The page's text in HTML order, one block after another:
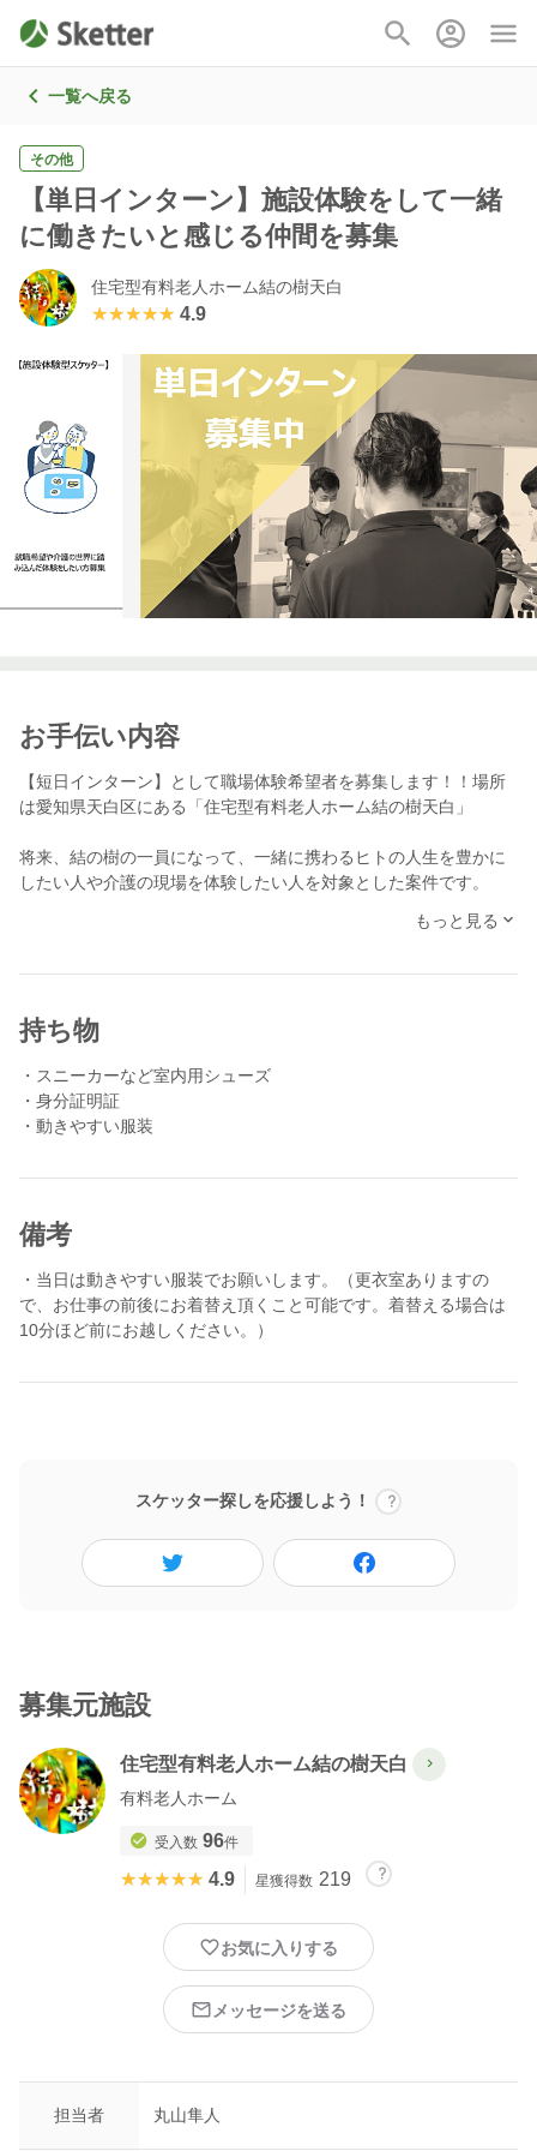
一覧へ戻る
その他
【単日インターン】施設体験をして一緒
に働きたいと感じる仲間を募集
住宅型有料老人ホーム結の樹天白
★★★★★
★★★★★ 4.9
お手伝い内容
【短日インターン】として職場体験希望者を募集します！！場所
は愛知県天白区にある「住宅型有料老人ホーム結の樹天白」
将来、結の樹の一員になって、一緒に携わるヒトの人生を豊かに
したい人や介護の現場を体験したい人を対象とした案件です。
結の樹の活動はYoutubeやインスタグラムにて確認いただけます。
ェッショナルとして活躍できる職業ではありません。誇りと自信
を持って介護に従事する仲間を待っています。
・介護の仕事に興味がある
・高齢者の方々が好き
・何事にもチャレンジする気持ちがある
一緒に介護を楽しめる方をお待ちしています。
▼当日の流れ（参考）
13:00 休憩（60分）
14:00 排泄・入浴介助サポート
15:00 おやつ準備
16:30 振り返り
基本見学がメインとなります。
す。ご希望の日程を何日か提示して頂き、調整いたします。シス
テムの兼ね合いで水曜日にしていますが他の曜日でももちろん大
丈夫です。
がございます。予めご了承ください。
＊コロナウイルス感染拡大予防のため、手洗いうがい当日の検温
のご協力および、参加日当日から遡って一週間の平熱であること
▼株式会社結の樹
もっと見る
持ち物
・スニーカーなど室内用シューズ
・身分証明証
・動きやすい服装
備考
・当日は動きやすい服装でお願いします。（更衣室ありますの
で、お仕事の前後にお着替え頂くこと可能です。着替える場合は
10分ほど前にお越しください。）
スケッター探しを応援しよう！
募集元施設
住宅型有料老人ホーム結の樹天白
有料老人ホーム
受入数 96件
★★★★★
★★★★★ 4.9 星獲得数 219
お気に入りする
メッセージを送る
担当者 丸山隼人